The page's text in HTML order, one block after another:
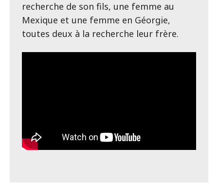
recherche de son fils, une femme au
Mexique et une femme en Géorgie,
toutes deux à la recherche leur frère.